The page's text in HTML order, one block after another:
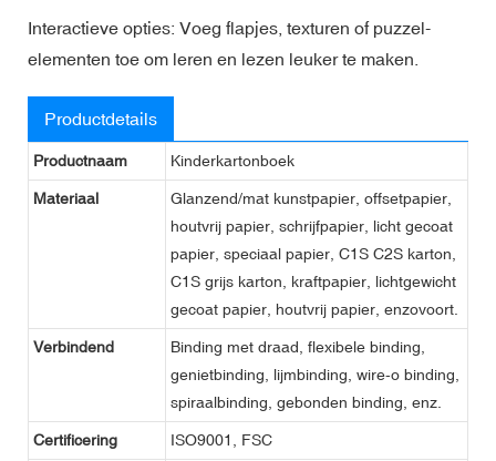
Interactieve opties: Voeg flapjes, texturen of puzzel-
elementen toe om leren en lezen leuker te maken.
Productdetails
Productnaam Kinderkartonboek
Materiaal
Glanzend/mat kunstpapier, offsetpapier,
houtvrij papier, schrijfpapier, licht gecoat
papier, speciaal papier, C1S C2S karton,
C1S grijs karton, kraftpapier, lichtgewicht
gecoat papier, houtvrij papier, enzovoort.
Verbindend
Binding met draad, flexibele binding,
genietbinding, lijmbinding, wire-o binding,
spiraalbinding, gebonden binding, enz.
Certificering ISO9001, FSC